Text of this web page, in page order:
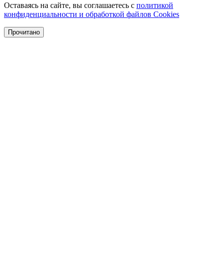
Оставаясь на сайте, вы соглашаетесь с политикой
конфиденциальности и обработкой файлов Cookies
Прочитано